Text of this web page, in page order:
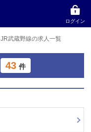
ログイン
JR武蔵野線の求人一覧
43 件